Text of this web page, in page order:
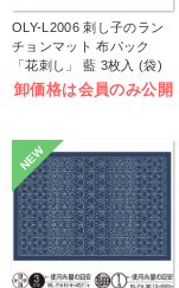
OLY-L2006 刺し子のラン
チョンマット 布パック
「花刺し」 藍 3枚入 (袋)
卸価格は会員のみ公開
NEW